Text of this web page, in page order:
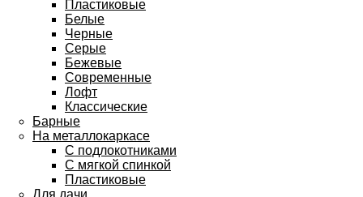
Пластиковые
Белые
Черные
Серые
Бежевые
Современные
Лофт
Классические
Барные
На металлокаркасе
С подлокотниками
С мягкой спинкой
Пластиковые
Для дачи